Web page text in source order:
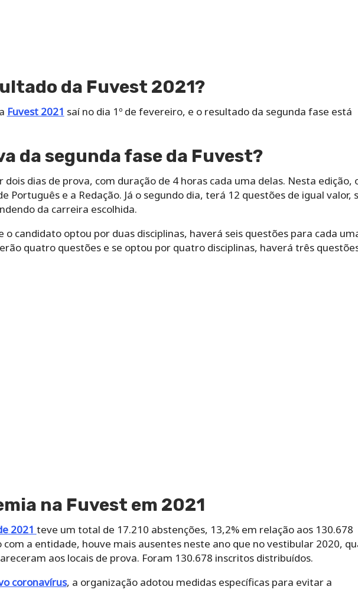
da Fuvest 2021?
Fuvest 2021 saí no dia 1º de fevereiro, e o resultado da segunda fase está
da segunda fase da Fuvest?
dias de prova, com duração de 4 horas cada uma delas. Nesta edição,
Português e a Redação. Já o segundo dia, terá 12 questões de igual valor,
da carreira escolhida.
o candidato optou por duas disciplinas, haverá seis questões para cada
quatro questões e se optou por quatro disciplinas, haverá três
na Fuvest em 2021
2021 teve um total de 17.210 abstenções, 13,2% em relação aos 130.678
a entidade, houve mais ausentes neste ano que no vestibular 2020,
aos locais de prova. Foram 130.678 inscritos distribuídos.
coronavírus, a organização adotou medidas específicas para evitar a